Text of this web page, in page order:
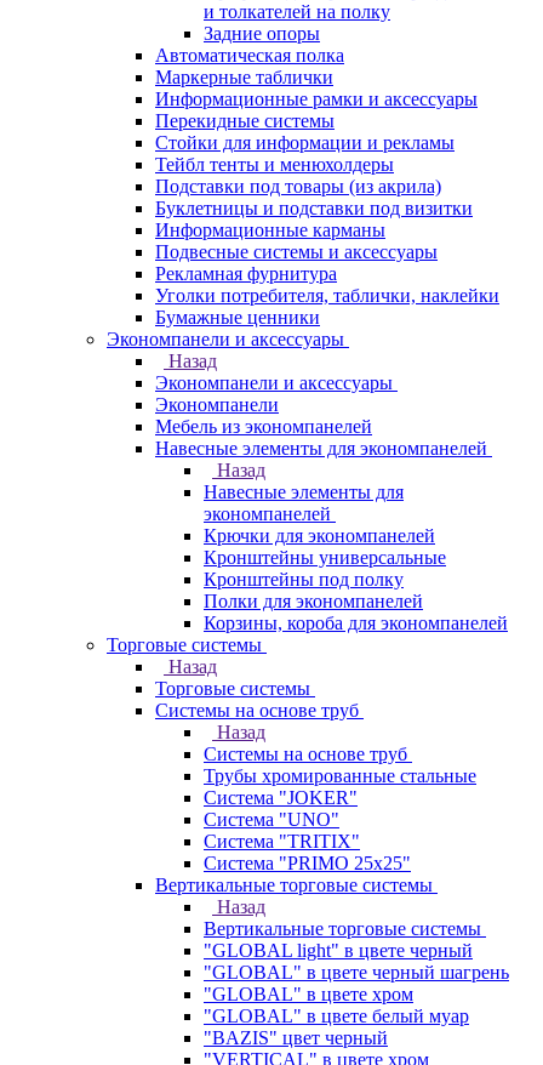
и толкателей на полку
Задние опоры
Автоматическая полка
Маркерные таблички
Информационные рамки и аксессуары
Перекидные системы
Стойки для информации и рекламы
Тейбл тенты и менюхолдеры
Подставки под товары (из акрила)
Буклетницы и подставки под визитки
Информационные карманы
Подвесные системы и аксессуары
Рекламная фурнитура
Уголки потребителя, таблички, наклейки
Бумажные ценники
Экономпанели и аксессуары
Назад
Экономпанели и аксессуары
Экономпанели
Мебель из экономпанелей
Навесные элементы для экономпанелей
Назад
Навесные элементы для
экономпанелей
Крючки для экономпанелей
Кронштейны универсальные
Кронштейны под полку
Полки для экономпанелей
Корзины, короба для экономпанелей
Торговые системы
Назад
Торговые системы
Системы на основе труб
Назад
Системы на основе труб
Трубы хромированные стальные
Система "JOKER"
Система "UNO"
Система "TRITIX"
Система "PRIMO 25х25"
Вертикальные торговые системы
Назад
Вертикальные торговые системы
"GLOBAL light" в цвете черный
"GLOBAL" в цвете черный шагрень
"GLOBAL" в цвете хром
"GLOBAL" в цвете белый муар
"BAZIS" цвет черный
"VERTICAL" в цвете хром